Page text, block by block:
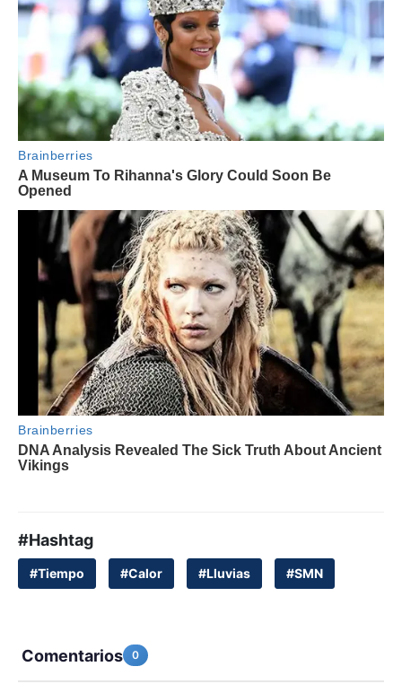
#Hashtag
#Tiempo #Calor #Lluvias #SMN
Comentarios 0